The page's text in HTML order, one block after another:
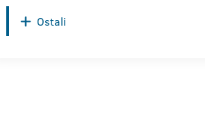
Ostali